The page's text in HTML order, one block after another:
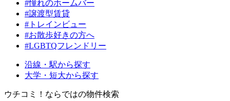
#憧れのホームバー
#譲渡型賃貸
#トレインビュー
#お散歩好きの方へ
#LGBTQフレンドリー
沿線・駅から探す
大学・短大から探す
ウチコミ！ならではの物件検索